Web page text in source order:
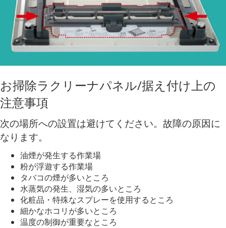
お掃除ラクリーナパネル/据え付け上の
注意事項
次の場所への設置は避けてください。故障の原因に
なります。
油煙が発生する作業場
粉が浮遊する作業場
タバコの煙が多いところ
水蒸気の発生、湿気の多いところ
化粧品・特殊なスプレーを使用するところ
細かなホコリが多いところ
温度の制御が重要なところ